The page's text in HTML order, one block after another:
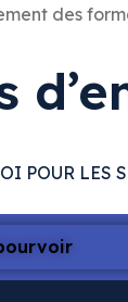
des
POUR LES